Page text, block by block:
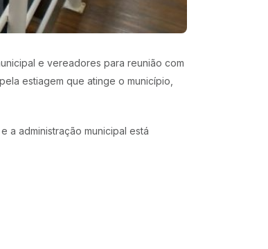
e vereadores para reunião com
estiagem que atinge o município,
a administração municipal está